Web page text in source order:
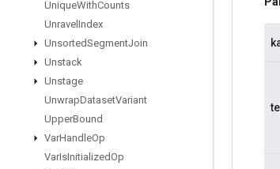
UniqueWithCounts
Unravel Index
UnsortedSegmentJoin
Unstack
Unstage
UnwrapDatasetVariant
UpperBound
VarHandleOp
VarIsInitializedOp